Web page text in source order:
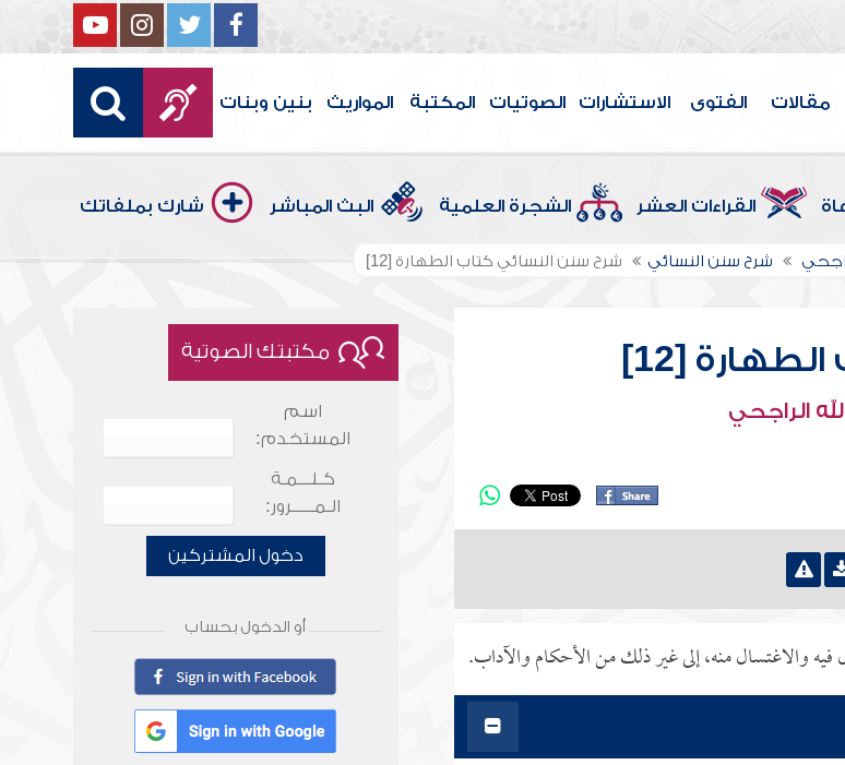
مقالات الفتوى الاستشارات الصوتيات المكتبة المواريث بنين وبنات
القراءات العشر الشجرة العلمية البث المباشر شارك بملفاتك
شرح سنن النسائي شرح سنن النسائي كتاب الطهارة [12]
[12]
الراجحي
والاغتسال منه، إلى غير ذلك من الأحكام والآداب.
مكتبتك الصوتية
اسم
المستخدم:
كـلـــمـة
الـمـــــرور:
دخول المشتركين
أو الدخول بحساب